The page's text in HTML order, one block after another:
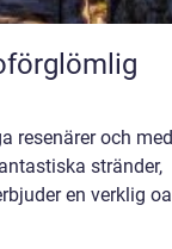
resenärer och med
stränder,
en verklig